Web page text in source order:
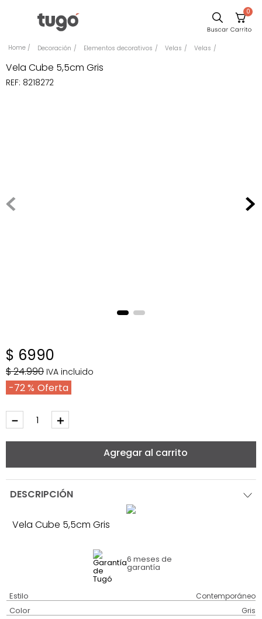
0
Decoración Elementos decorativos Velas Velas
Vela Cube 5,5cm Gris
REF: 8218272
$ 6990
$24.990 IVA incluido
72 %
＋
－
Agregar al carrito
DESCRIPCIÓN
Vela Cube 5,5cm Gris
6 meses de
garantía
Estilo Contemporáneo
Color Gris
Escritorio
Sillas